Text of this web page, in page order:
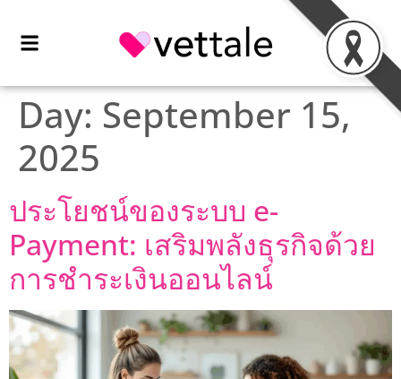
Day: September 15,
2025
ประโยชน์ของระบบ e-
Payment: เสริมพลังธุรกิจด้วย
การชำระเงินออนไลน์